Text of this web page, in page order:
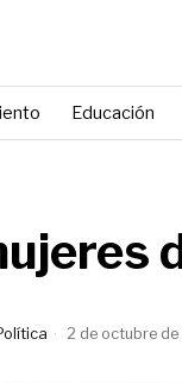
Educación
2 de octubre de